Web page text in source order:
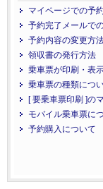
マイページでの予
予約完了メールで
予約内容の変更方
領収書の発行方法
乗車票が印刷・表
乗車票の種類につ
[ 要乗車票印刷 ]の
モバイル乗車票に
予約購入について